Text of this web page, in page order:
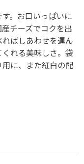
。お口いっぱいに
チーズでコクを出
ばしあわせを運ん
れる美味しさ。袋
に、また紅白の配